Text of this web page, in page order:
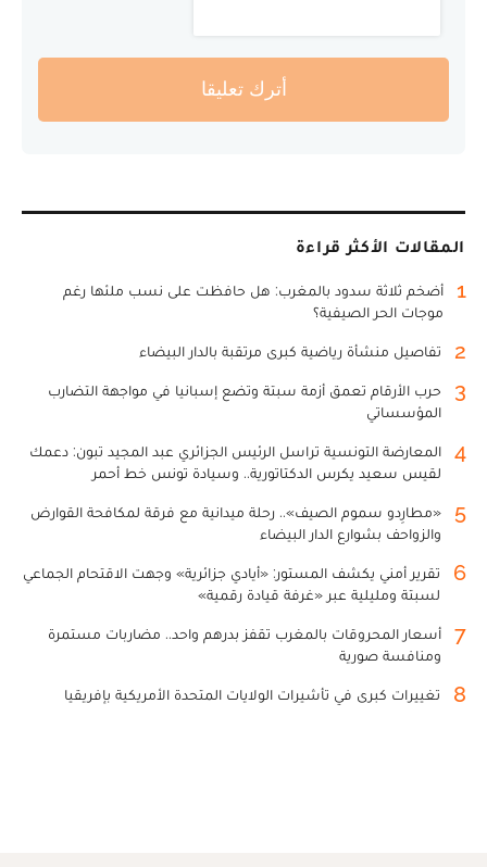
أترك تعليقا
المقالات الأكثر قراءة
1
أضخم ثلاثة سدود بالمغرب: هل حافظت على نسب ملئها رغم
موجات الحر الصيفية؟
2 تفاصيل منشأة رياضية كبرى مرتقبة بالدار البيضاء
3
حرب الأرقام تعمق أزمة سبتة وتضع إسبانيا في مواجهة التضارب
المؤسساتي
4
المعارضة التونسية تراسل الرئيس الجزائري عبد المجيد تبون: دعمك
لقيس سعيد يكرس الدكتاتورية.. وسيادة تونس خط أحمر
5
«مطارِدو سموم الصيف».. رحلة ميدانية مع فرقة لمكافحة القوارض
والزواحف بشوارع الدار البيضاء
6
تقرير أمني يكشف المستور: «أيادي جزائرية» وجهت الاقتحام الجماعي
لسبتة ومليلية عبر «غرفة قيادة رقمية»
7
أسعار المحروقات بالمغرب تقفز بدرهم واحد.. مضاربات مستمرة
ومنافسة صورية
8 تغييرات كبرى في تأشيرات الولايات المتحدة الأمريكية بإفريقيا